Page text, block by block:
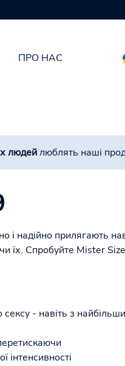
ПРО НАС
людейлюблять наші
і надійно прилягають
їх. Спробуйте Mister
сексу - навіть з